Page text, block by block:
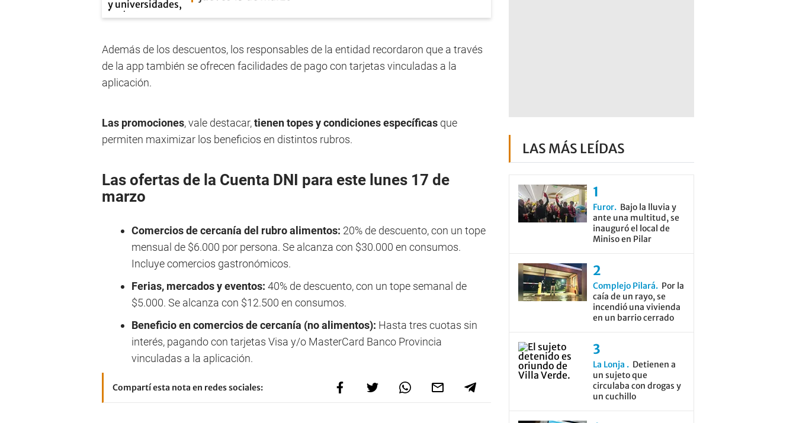
Además de los descuentos, los responsables de la entidad recordaron que a través
de la app también se ofrecen facilidades de pago con tarjetas vinculadas a la
aplicación.
Las promociones, vale destacar,tienen topes y condiciones específicas que
permiten maximizar los beneficios en distintos rubros.
Las ofertas de la Cuenta DNI para este lunes 17 de
marzo
Comercios de cercanía del rubro alimentos: 20% de descuento, con un tope
mensual de $6.000 por persona. Se alcanza con $30.000 en consumos.
Incluye comercios gastronómicos.
Ferias, mercados y eventos: 40% de descuento, con un tope semanal de
$5.000. Se alcanza con $12.500 en consumos.
Beneficio en comercios de cercanía (no alimentos): Hasta tres cuotas sin
interés, pagando con tarjetas Visa y/o MasterCard Banco Provincia
vinculadas a la aplicación.
Compartí esta nota en redes sociales:
LAS MÁS LEÍDAS
Furor
Bajo la lluvia y
ante una multitud, se
inauguró el local de
Miniso en Pilar
Complejo Pilará
Por la
caía de un rayo, se
incendió una vivienda
en un barrio cerrado
La Lonja
Detienen a
un sujeto que
circulaba con drogas y
un cuchillo